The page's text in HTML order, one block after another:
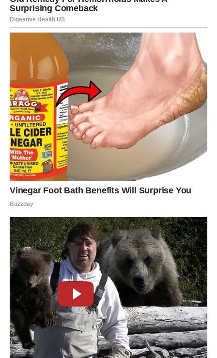
Sada dolazi trenutak kada sudbina kaže: dosta je bilo
tereta. Fantastične vesti za Jarca dolaze kao
. Sve ono što ste strpljivo gradili, sve odluke koje
ste donosili srcem i razumom – sada počinju da se
isplaćuju.
Na poslovnom planu, dolazi stabilnost i priznanje. Možda
ne naglo, ali trajno. U ljubavi, Jarac ulazi u fazu
emocionalne zrelosti – više ne pristajete na polovične
odnose.
Fantastična vest za Jarca jeste spoznaja da više ne mora
da se dokazuje. Vi znate ko ste, a sada to znaju i drugi.
VODOLIJA – Neočekivane
promene koje donose slobodu
Vodolije su uvek korak ispred vremena, ali često zbog
toga prolaze kroz osećaj neshvaćenosti. U prethodnom
periodu, mnoge Vodolije su imale osećaj da stoje u
mestu, iako se iznutra mnogo toga menjalo.
Sada dolazi nagli, ali pozitivan preokret. Fantastične vesti
za Vodoliju dolaze kroziznenadne prilike, nove ljude i
neočekivane odluke. Nešto što niste planirali menja tok
narednih dana, pa čak i meseci.